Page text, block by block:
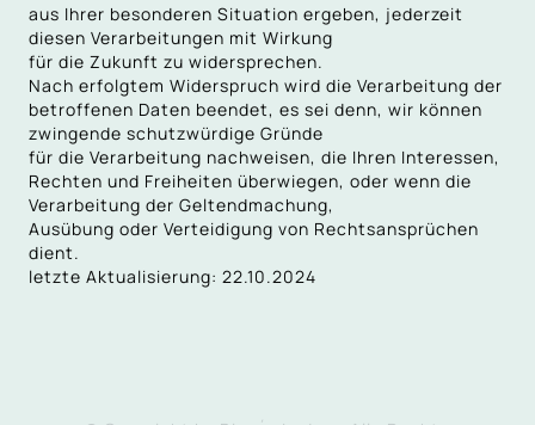
aus Ihrer besonderen Situation ergeben, jederzeit
diesen Verarbeitungen mit Wirkung
für die Zukunft zu widersprechen.
Nach erfolgtem Widerspruch wird die Verarbeitung der
betroffenen Daten beendet, es sei denn, wir können
zwingende schutzwürdige Gründe
für die Verarbeitung nachweisen, die Ihren Interessen,
Rechten und Freiheiten überwiegen, oder wenn die
Verarbeitung der Geltendmachung,
Ausübung oder Verteidigung von Rechtsansprüchen
dient.
letzte Aktualisierung: 22.10.2024